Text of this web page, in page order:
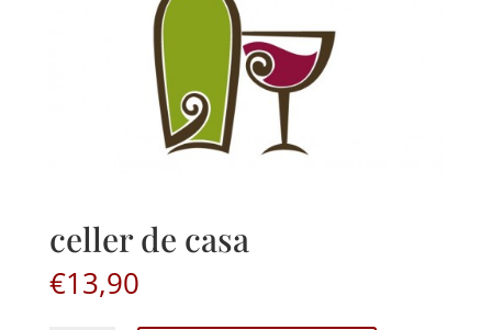
celler de casa
€13,90